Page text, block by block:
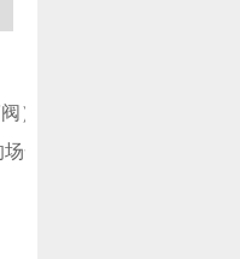
）组成，单座阀阀体直
合。该气动调节阀与普